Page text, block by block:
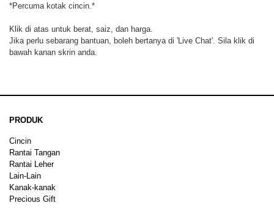
*Percuma kotak cincin.*
Klik di atas untuk berat, saiz, dan harga.
Jika perlu sebarang bantuan, boleh bertanya di 'Live Chat'. Sila klik di
bawah kanan skrin anda.
PRODUK
Cincin
Rantai Tangan
Rantai Leher
Lain-Lain
Kanak-kanak
Precious Gift